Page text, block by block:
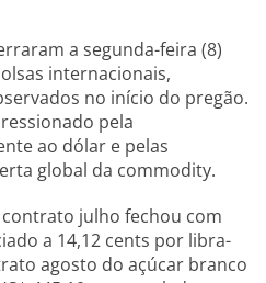
a segunda-feira (8)
internacionais,
no início do pregão.
pela
ao dólar e pelas
global da commodity.
contrato julho fechou com
a 14,12 cents por libra-
agosto do açúcar branco